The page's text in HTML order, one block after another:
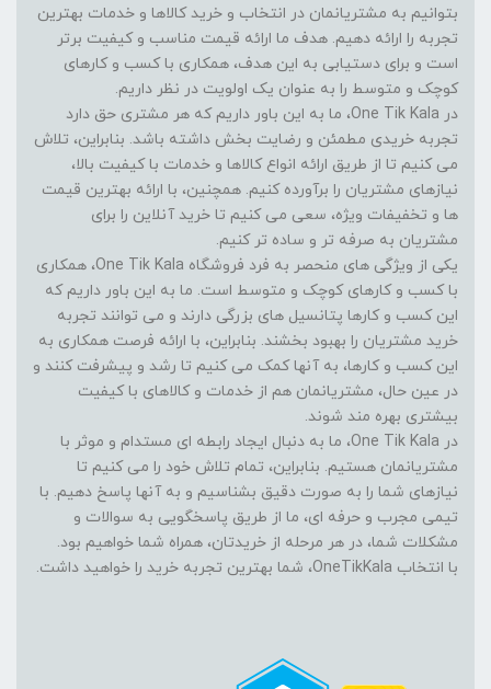
بتوانیم به مشتریانمان در انتخاب و خرید کالاها و خدمات بهترین
تجربه را ارائه دهیم. هدف ما ارائه قیمت مناسب و کیفیت برتر
است و برای دستیابی به این هدف، همکاری با کسب و کارهای
کوچک و متوسط را به عنوان یک اولویت در نظر داریم.
در One Tik Kala، ما به این باور داریم که هر مشتری حق دارد
تجربه خریدی مطمئن و رضایت بخش داشته باشد. بنابراین، تلاش
می کنیم تا از طریق ارائه انواع کالاها و خدمات با کیفیت بالا،
نیازهای مشتریان را برآورده کنیم. همچنین، با ارائه بهترین قیمت
ها و تخفیفات ویژه، سعی می کنیم تا خرید آنلاین را برای
مشتریان به صرفه تر و ساده تر کنیم.
یکی از ویژگی های منحصر به فرد فروشگاه One Tik Kala، همکاری
با کسب و کارهای کوچک و متوسط است. ما به این باور داریم که
این کسب و کارها پتانسیل های بزرگی دارند و می توانند تجربه
خرید مشتریان را بهبود بخشند. بنابراین، با ارائه فرصت همکاری به
این کسب و کارها، به آنها کمک می کنیم تا رشد و پیشرفت کنند و
در عین حال، مشتریانمان هم از خدمات و کالاهای با کیفیت
بیشتری بهره مند شوند.
در One Tik Kala، ما به دنبال ایجاد رابطه ای مستدام و موثر با
مشتریانمان هستیم. بنابراین، تمام تلاش خود را می کنیم تا
نیازهای شما را به صورت دقیق بشناسیم و به آنها پاسخ دهیم. با
تیمی مجرب و حرفه ای، ما از طریق پاسخگویی به سوالات و
مشکلات شما، در هر مرحله از خریدتان، همراه شما خواهیم بود.
با انتخاب OneTikKala، شما بهترین تجربه خرید را خواهید داشت.